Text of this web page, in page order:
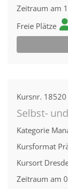
Zeitraum am
Freie Plätze
Kursnr. 18520
Selbst-
Kategorie
Kursformat
Kursort
Zeitraum am